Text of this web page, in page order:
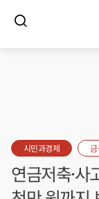
시민과경제
연금저축·사